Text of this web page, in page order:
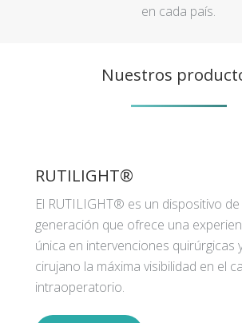
en cada país.
Nuestros
RUTILIGHT®
El RUTILIGHT® es un dispositivo
generación que ofrece una
única en intervenciones quirúrgicas
cirujano la máxima visibilidad en el
intraoperatorio.